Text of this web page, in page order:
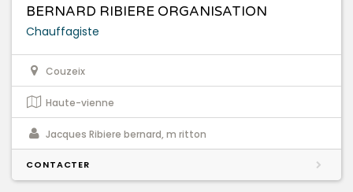
BERNARD RIBIERE ORGANISATION
Chauffagiste
Couzeix
Haute-vienne
Jacques Ribiere bernard, m ritton
CONTACTER